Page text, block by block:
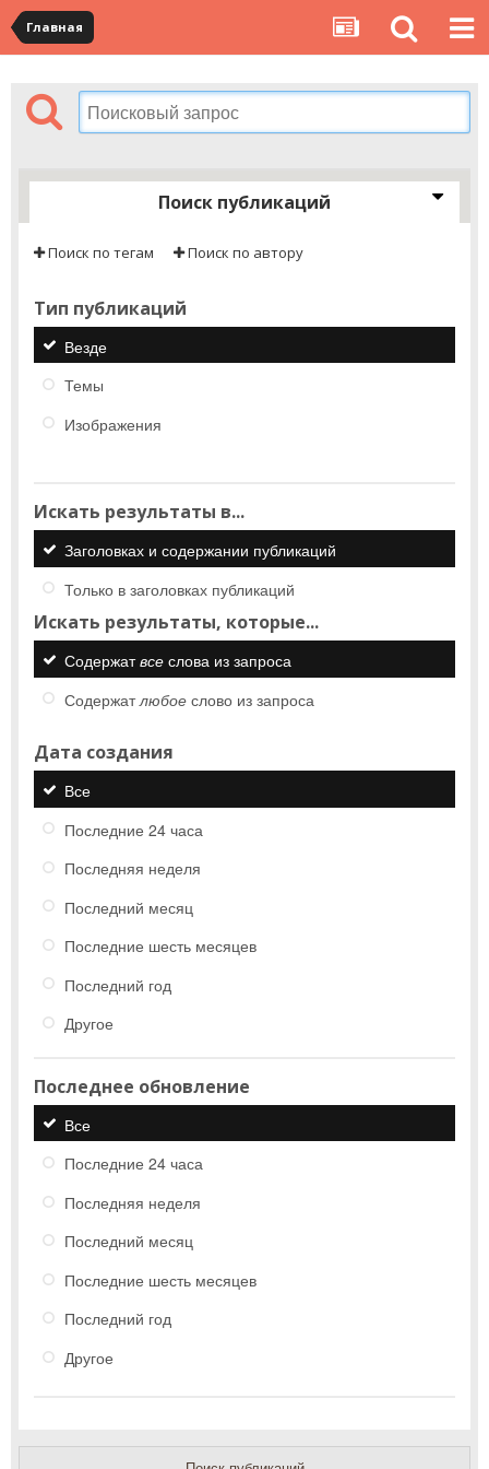
Главная
Поиск публикаций
Поиск по тегам Поиск по автору
Тип публикаций
Везде
Темы
Изображения
Искать результаты в...
Заголовках и содержании публикаций
Только в заголовках публикаций
Искать результаты, которые...
Содержатвсе слова из запроса
Содержатлюбое слово из запроса
Дата создания
Все
Последние 24 часа
Последняя неделя
Последний месяц
Последние шесть месяцев
Последний год
Другое
Последнее обновление
Все
Последние 24 часа
Последняя неделя
Последний месяц
Последние шесть месяцев
Последний год
Другое